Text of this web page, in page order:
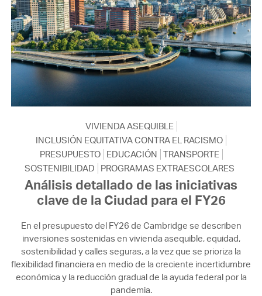
VIVIENDA ASEQUIBLE
INCLUSIÓN EQUITATIVA CONTRA EL RACISMO
PRESUPUESTO
EDUCACIÓN TRANSPORTE
SOSTENIBILIDAD
PROGRAMAS EXTRAESCOLARES
Análisis detallado de las iniciativas
clave de la Ciudad para el FY26
En el presupuesto del FY26 de Cambridge se describen
inversiones sostenidas en vivienda asequible, equidad,
sostenibilidad y calles seguras, a la vez que se prioriza la
flexibilidad financiera en medio de la creciente incertidumbre
económica y la reducción gradual de la ayuda federal por la
pandemia.